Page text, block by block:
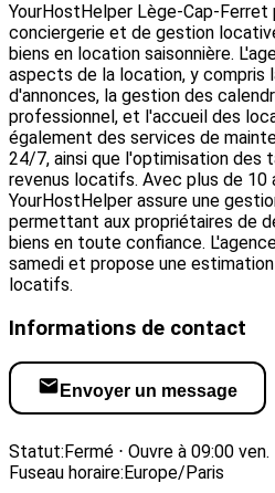
YourHostHelper Lège-Cap-
conciergerie et de gestion
biens en location saisonnière.
aspects de la location, y compris
d'annonces, la gestion des
professionnel, et l'accueil des
également des services de
24/7, ainsi que l'optimisation des
revenus locatifs. Avec plus de 10
YourHostHelper assure une
permettant aux propriétaires de
biens en toute confiance.
samedi et propose une
locatifs.
Informations de contact
Envoyer un message
Statut:Fermé ⋅ Ouvre à 09:00 ven.
Fuseau horaire:Europe/Paris